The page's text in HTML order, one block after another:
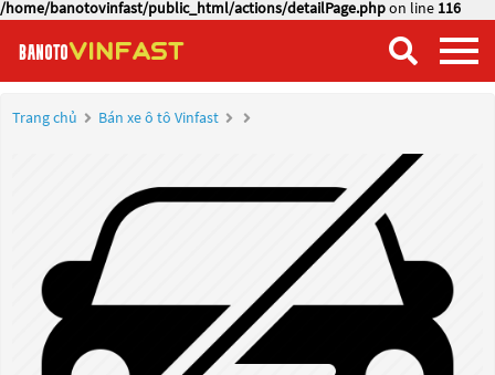
/home/banotovinfast/public_html/actions/detailPage.phpon line 116
Trang chủ Bán xe ô tô Vinfast